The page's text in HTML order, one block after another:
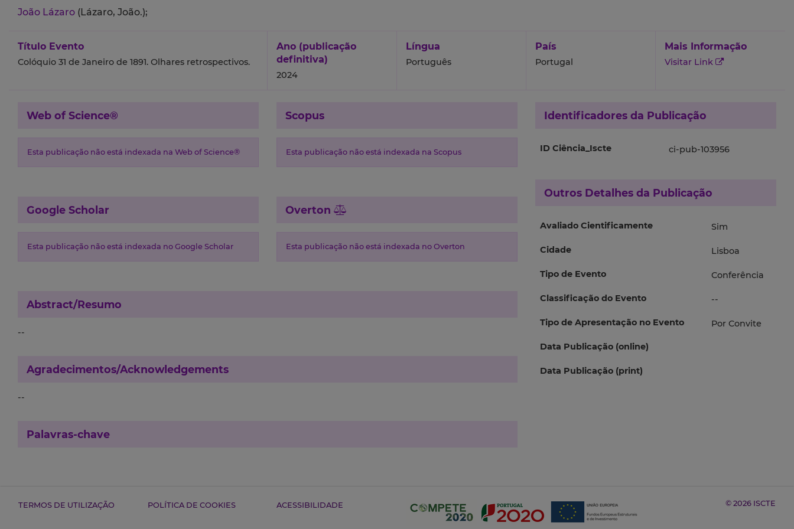
João Lázaro (Lázaro, João.);
Título Evento
Colóquio 31 de Janeiro de 1891. Olhares retrospectivos.
Ano (publicação
definitiva)
2024
Língua
Português
País
Portugal
Mais Informação
Visitar Link
Web of Science®
Esta publicação não está indexada na Web of Science®
Scopus
Esta publicação não está indexada na Scopus
Google Scholar
Esta publicação não está indexada no Google Scholar
Overton
Esta publicação não está indexada no Overton
Abstract/Resumo
--
Agradecimentos/Acknowledgements
--
Palavras-chave
Identificadores da Publicação
ID Ciência_Iscte ci-pub-103956
Outros Detalhes da Publicação
Avaliado Cientificamente Sim
Cidade Lisboa
Tipo de Evento Conferência
Classificação do Evento --
Tipo de Apresentação no Evento Por Convite
Data Publicação (online)
Data Publicação (print)
TERMOS DE UTILIZAÇÃO POLÍTICA DE COOKIES ACESSIBILIDADE © 2026 ISCTE